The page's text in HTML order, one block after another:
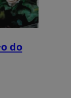
do